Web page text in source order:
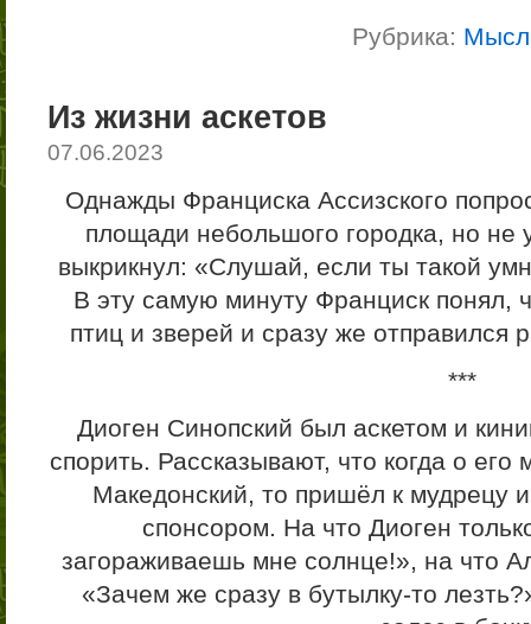
Рубрика:
Из жизни аскетов
07.06.2023
Однажды Франциска Ассизского
площади небольшого городка, но не
выкрикнул: «Слушай, если ты такой
В эту самую минуту Франциск понял,
птиц и зверей и сразу же отправился
***
Диоген Синопский был аскетом и
спорить. Рассказывают, что когда о
Македонский, то пришёл к мудрецу
спонсором. На что Диоген
загораживаешь мне солнце!», на что
«Зачем же сразу в бутылку-то